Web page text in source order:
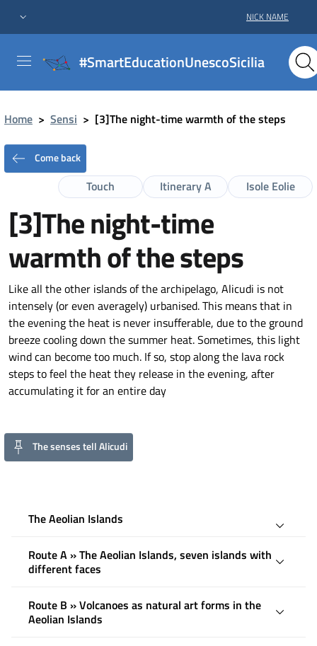
NICK NAME
#SmartEducationUnescoSicilia
Home > Sensi > [3]The night-time warmth of the steps
Come back
Isole Eolie
Itinerary A
Touch
[3]The night-time
warmth of the steps
Like all the other islands of the archipelago, Alicudi is not
intensely (or even averagely) urbanised. This means that in
the evening the heat is never insufferable, due to the ground
breeze cooling down the summer heat. Sometimes, this light
wind can become too much. If so, stop along the lava rock
steps to feel the heat they release in the evening, after
accumulating it for an entire day
The senses tell Alicudi
The Aeolian Islands
Route A » The Aeolian Islands, seven islands with
different faces
Route B » Volcanoes as natural art forms in the
Aeolian Islands